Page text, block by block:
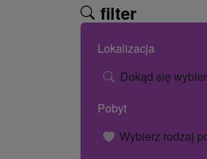
filter
Lokalizacja
Dokąd się
Pobyt
Wybierz rodzaj